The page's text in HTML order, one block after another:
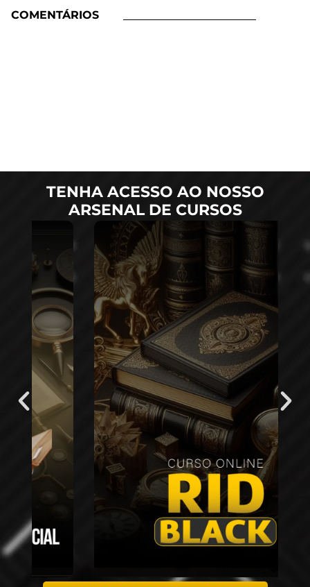
COMENTÁRIOS
TENHA ACESSO AO NOSSO
ARSENAL DE CURSOS